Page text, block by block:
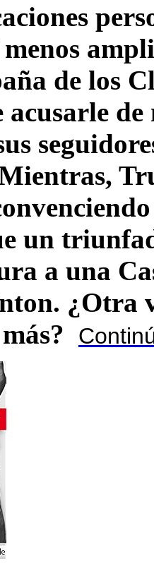
de los
un
a una
¿Otra